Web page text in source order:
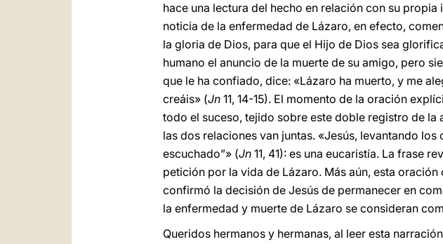
hace una lectura del hecho en relación con su
noticia de la enfermedad de Lázaro, en efecto,
la gloria de Dios, para que el Hijo de Dios sea
humano el anuncio de la muerte de su amigo, pero
que le ha confiado, dice: «Lázaro ha muerto, y me
creáis» (Jn 11, 14-15). El momento de la oración
todo el suceso, tejido sobre este doble registro de
las dos relaciones van juntas. «Jesús, levantando
escuchado”» (Jn 11, 41): es una eucaristía. La frase
petición por la vida de Lázaro. Más aún, esta
confirmó la decisión de Jesús de permanecer en
la enfermedad y muerte de Lázaro se consideran
Queridos hermanos y hermanas, al leer esta